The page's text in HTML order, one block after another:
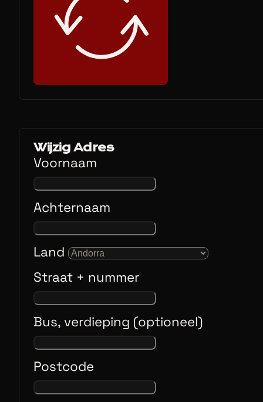
Wijzig Adres
Voornaam
Achternaam
Land
Straat + nummer
Bus, verdieping (optioneel)
Postcode